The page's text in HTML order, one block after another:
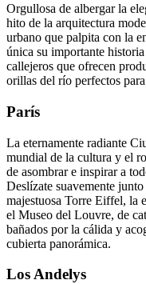
Orgullosa de albergar la
hito de la arquitectura
urbano que palpita con la
única su importante
callejeros que ofrecen
orillas del río perfectos
París
La eternamente radiante
mundial de la cultura y el
de asombrar e inspirar a
Deslízate suavemente
majestuosa Torre Eiffel, la
el Museo del Louvre, de
bañados por la cálida y
cubierta panorámica.
Los Andelys